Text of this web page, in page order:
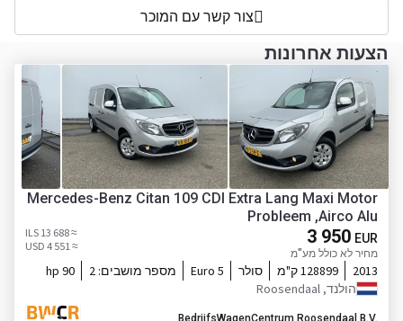
צור קשר עם המוכר
הצעות אחרונות
Mercedes-Benz Citan 109 CDI Extra Lang Maxi Motor
Probleem ,Airco Alu
3 950 EUR
מחיר לא כולל מע"מ
≈ 13 688 ILS
≈ 4 551 USD
2013 128899 ק"מ סולר Euro 5 מספר מושבים: 2
90 hp
הולנד, Roosendaal
BedrijfsWagenCentrum Roosendaal B.V.